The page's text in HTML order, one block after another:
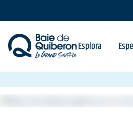
content
Esplora